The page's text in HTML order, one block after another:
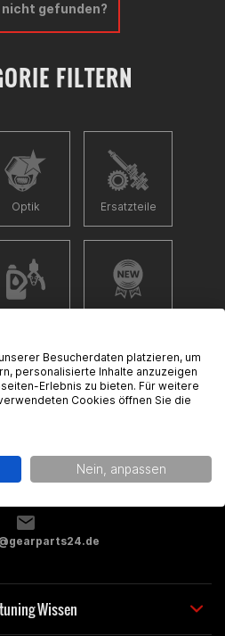
nicht gefunden?
FILTERN
Optik Ersatzteile
Wissen
Besucherdaten platzieren, um
personalisierte Inhalte anzuzeigen
Erlebnis zu bieten. Für weitere
Cookies öffnen Sie die
Nein, anpassen